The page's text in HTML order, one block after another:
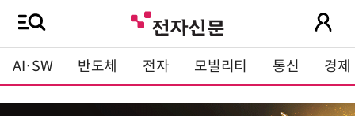
AI·SW 반도체 전자 모빌리티 통신 경제